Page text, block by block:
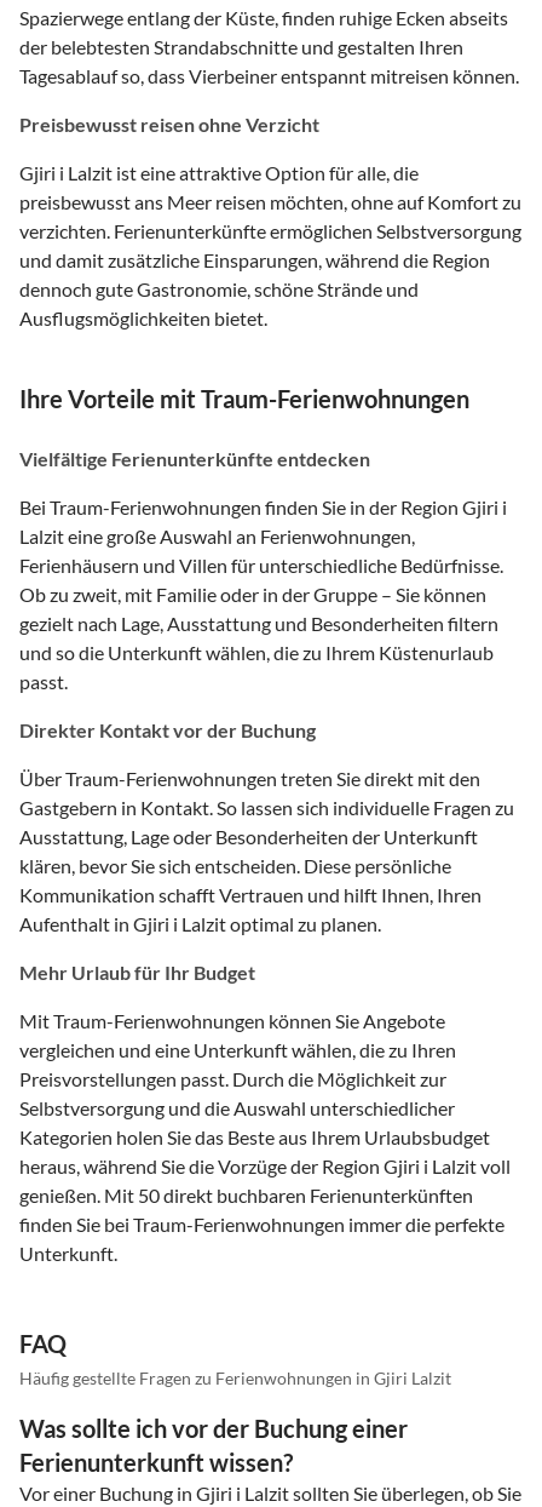
Spazierwege entlang der Küste, finden ruhige Ecken abseits
der belebtesten Strandabschnitte und gestalten Ihren
Tagesablauf so, dass Vierbeiner entspannt mitreisen können.
Preisbewusst reisen ohne Verzicht
Gjiri i Lalzit ist eine attraktive Option für alle, die
preisbewusst ans Meer reisen möchten, ohne auf Komfort zu
verzichten. Ferienunterkünfte ermöglichen Selbstversorgung
und damit zusätzliche Einsparungen, während die Region
dennoch gute Gastronomie, schöne Strände und
Ausflugsmöglichkeiten bietet.
Ihre Vorteile mit Traum-Ferienwohnungen
Vielfältige Ferienunterkünfte entdecken
Bei Traum-Ferienwohnungen finden Sie in der Region Gjiri i
Lalzit eine große Auswahl an Ferienwohnungen,
Ferienhäusern und Villen für unterschiedliche Bedürfnisse.
Ob zu zweit, mit Familie oder in der Gruppe – Sie können
gezielt nach Lage, Ausstattung und Besonderheiten filtern
und so die Unterkunft wählen, die zu Ihrem Küstenurlaub
passt.
Direkter Kontakt vor der Buchung
Über Traum-Ferienwohnungen treten Sie direkt mit den
Gastgebern in Kontakt. So lassen sich individuelle Fragen zu
Ausstattung, Lage oder Besonderheiten der Unterkunft
klären, bevor Sie sich entscheiden. Diese persönliche
Kommunikation schafft Vertrauen und hilft Ihnen, Ihren
Aufenthalt in Gjiri i Lalzit optimal zu planen.
Mehr Urlaub für Ihr Budget
Mit Traum-Ferienwohnungen können Sie Angebote
vergleichen und eine Unterkunft wählen, die zu Ihren
Preisvorstellungen passt. Durch die Möglichkeit zur
Selbstversorgung und die Auswahl unterschiedlicher
Kategorien holen Sie das Beste aus Ihrem Urlaubsbudget
heraus, während Sie die Vorzüge der Region Gjiri i Lalzit voll
genießen. Mit 50 direkt buchbaren Ferienunterkünften
finden Sie bei Traum-Ferienwohnungen immer die perfekte
Unterkunft.
FAQ
Häufig gestellte Fragen zu Ferienwohnungen in Gjiri Lalzit
Was sollte ich vor der Buchung einer
Ferienunterkunft wissen?
Vor einer Buchung in Gjiri i Lalzit sollten Sie überlegen, ob Sie